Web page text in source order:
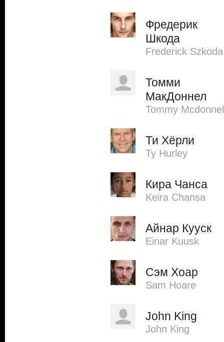
Фредерик
Шкода
Frederick Szkoda
Томми
МакДоннел
Tommy
Ти Хёрли
Ty Hurley
Кира Чанса
Keira Chansa
Айнар Кууск
Einar Kuusk
Сэм Хоар
Sam Hoare
John King
John King